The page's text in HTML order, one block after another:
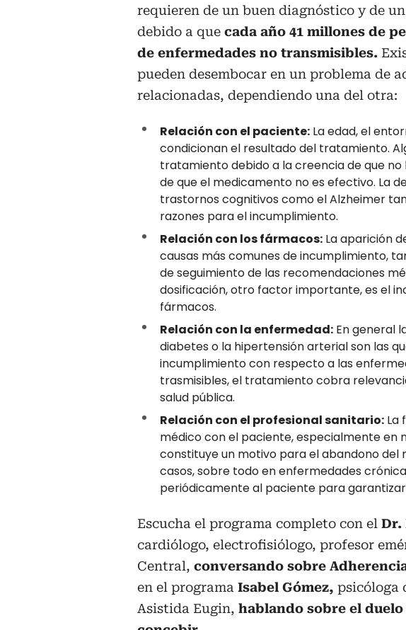
requieren de un buen diagnóstico y de
debido a que cada año 41 millones de
de enfermedades no transmisibles.
pueden desembocar en un problema de
relacionadas, dependiendo una del otra:
Relación con el paciente: La edad, el
condicionan el resultado del tratamiento.
tratamiento debido a la creencia de que
de que el medicamento no es efectivo. La
trastornos cognitivos como el Alzheimer
razones para el incumplimiento.
Relación con los fármacos: La aparición
causas más comunes de incumplimiento,
de seguimiento de las recomendaciones
dosificación, otro factor importante, es el
fármacos.
Relación con la enfermedad: En general
diabetes o la hipertensión arterial son las
incumplimiento con respecto a las
trasmisibles, el tratamiento cobra
salud pública.
Relación con el profesional sanitario: La
médico con el paciente, especialmente en
constituye un motivo para el abandono del
casos, sobre todo en enfermedades
periódicamente al paciente para
Escucha el programa completo con el Dr.
cardiólogo, electrofisiólogo, profesor
Central, conversando sobre
en el programa Isabel Gómez, psicóloga
Asistida Eugin, hablando sobre el